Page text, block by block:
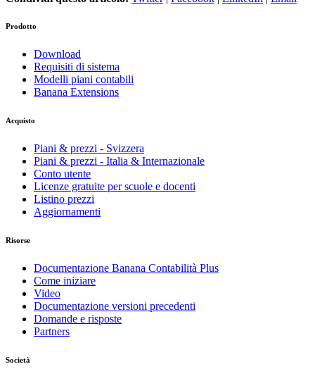
Prodotto
Download
Requisiti di sistema
Modelli piani contabili
Banana Extensions
Acquisto
Piani & prezzi - Svizzera
Piani & prezzi - Italia & Internazionale
Conto utente
Licenze gratuite per scuole e docenti
Listino prezzi
Aggiornamenti
Risorse
Documentazione Banana Contabilità Plus
Come iniziare
Video
Documentazione versioni precedenti
Domande e risposte
Partners
Società